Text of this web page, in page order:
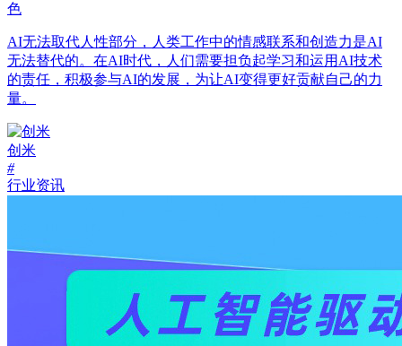
色
AI无法取代人性部分，人类工作中的情感联系和创造力是AI
无法替代的。在AI时代，人们需要担负起学习和运用AI技术
的责任，积极参与AI的发展，为让AI变得更好贡献自己的力
量。
创米
#
行业资讯